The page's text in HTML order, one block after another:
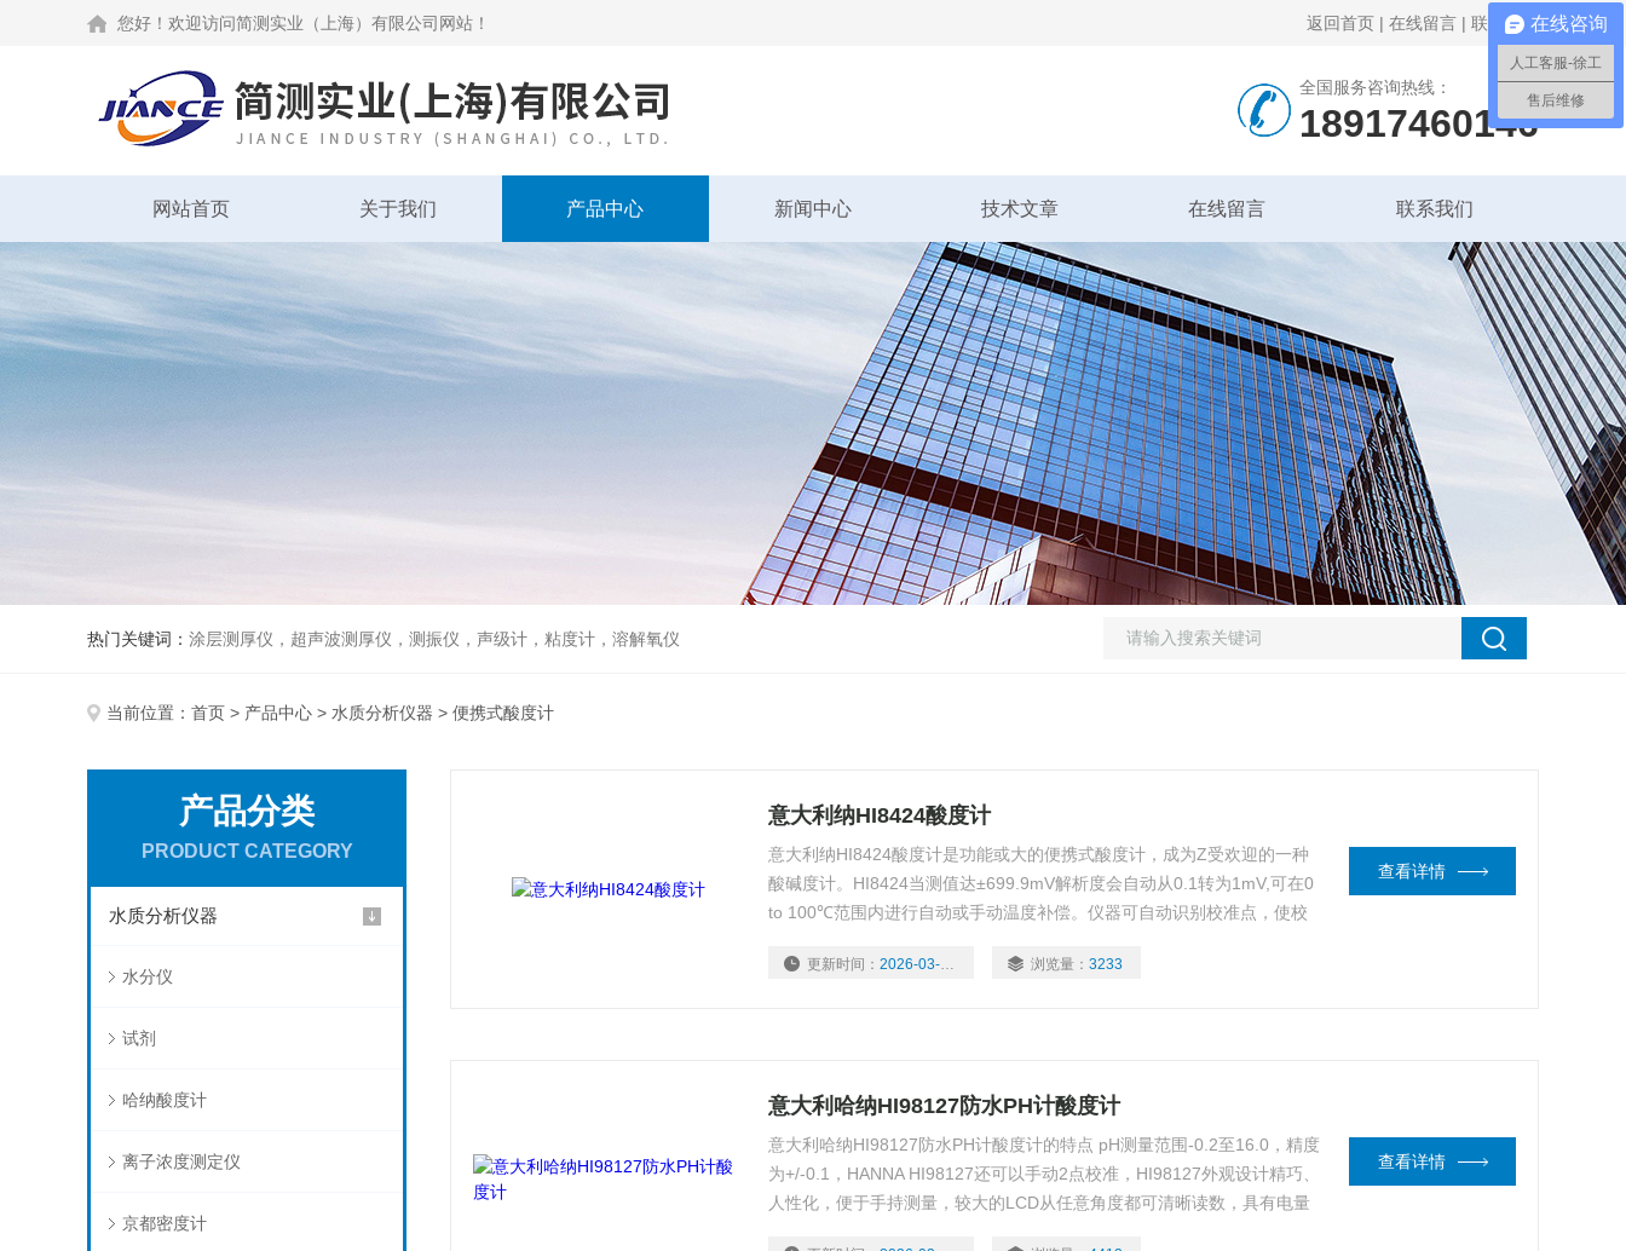
您好！欢迎访问简测实业（上海）有限公司网站！ 返回首页 | 在线留言 | 联系我们
全国服务咨询热线：
18917460146
网站首页 关于我们 产品中心 新闻中心 技术文章 在线留言 联系我们
热门关键词： 涂层测厚仪，超声波测厚仪，测振仪，声级计，粘度计，溶解氧仪
当前位置： 首页 > 产品中心 > 水质分析仪器 > 便携式酸度计
产品分类
PRODUCT CATEGORY
水质分析仪器
水分仪
试剂
哈纳酸度计
离子浓度测定仪
京都密度计
意大利纳HI8424酸度计
意大利纳HI8424酸度计是功能或大的便携式酸度计，成为Z受欢迎的一种
酸碱度计。HI8424当测值达±699.9mV解析度会自动从0.1转为1mV,可在0
to 100℃范围内进行自动或手动温度补偿。仪器可自动识别校准点，使校
快速准确的测量pH\\ORp\\℃。
更新时间：2026-03-03 浏览量：3233
查看详情
意大利哈纳HI98127防水PH计酸度计
意大利哈纳HI98127防水PH计酸度计的特点 pH测量范围-0.2至16.0，精度
为+/-0.1，HANNA HI98127还可以手动2点校准，HI98127外观设计精巧、
人性化，便于手持测量，较大的LCD从任意角度都可清晰读数，具有电量
查看详情
在线咨询
人工客服-徐工
售后维修